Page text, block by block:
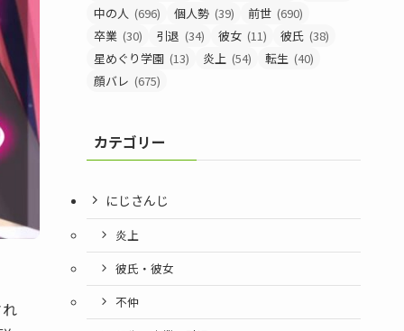
中の人 (696) 個人勢 (39) 前世 (690)
卒業 (30) 引退 (34) 彼女 (11) 彼氏 (38)
星めぐり学園 (13) 炎上 (54) 転生 (40)
顔バレ (675)
カテゴリー
にじさんじ
炎上
彼氏・彼女
不仲